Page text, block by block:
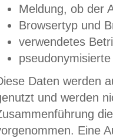
Meldung, ob der
Browsertyp und
verwendetes
Daten werden
und werden
Eine